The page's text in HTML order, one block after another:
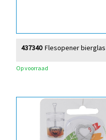
Flesopener
437340
Op voorraad